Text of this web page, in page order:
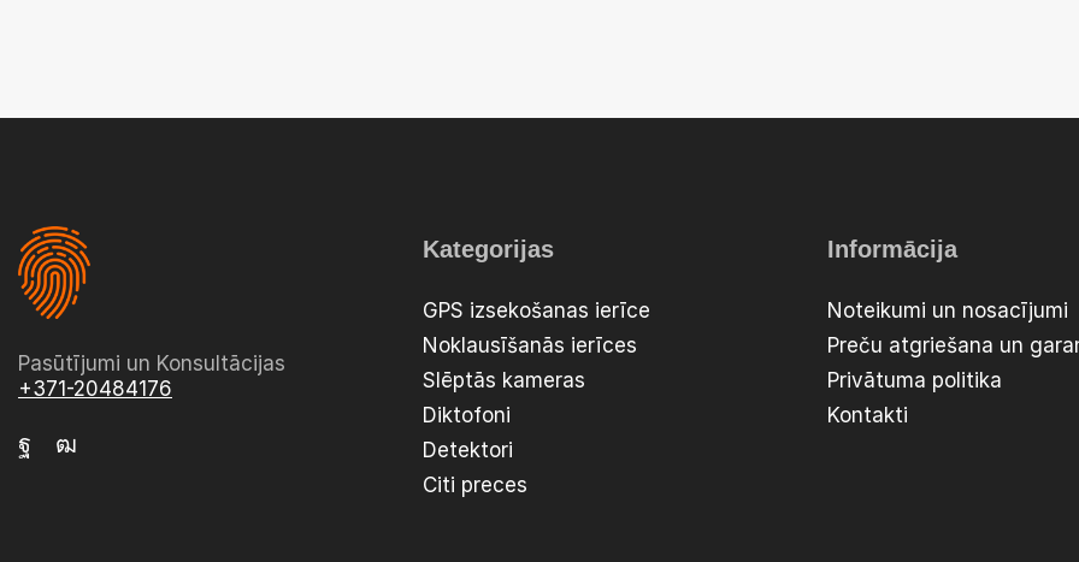
Pasūtījumi un Konsultācijas
+371-20484176
Kategorijas
GPS izsekošanas ierīce
Noklausīšanās ierīces
Slēptās kameras
Diktofoni
Detektori
Citi preces
Informācija
Noteikumi un nosacījumi
Preču atgriešana un
Privātuma politika
Kontakti